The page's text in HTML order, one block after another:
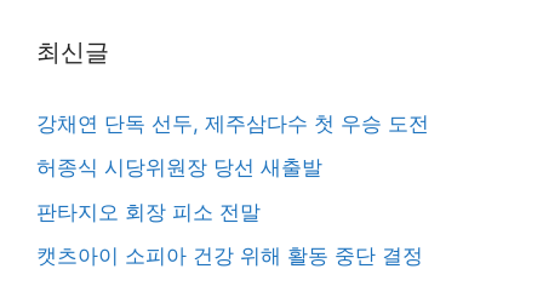
최신글
강채연 단독 선두, 제주삼다수 첫 우승 도전
허종식 시당위원장 당선 새출발
판타지오 회장 피소 전말
캣츠아이 소피아 건강 위해 활동 중단 결정